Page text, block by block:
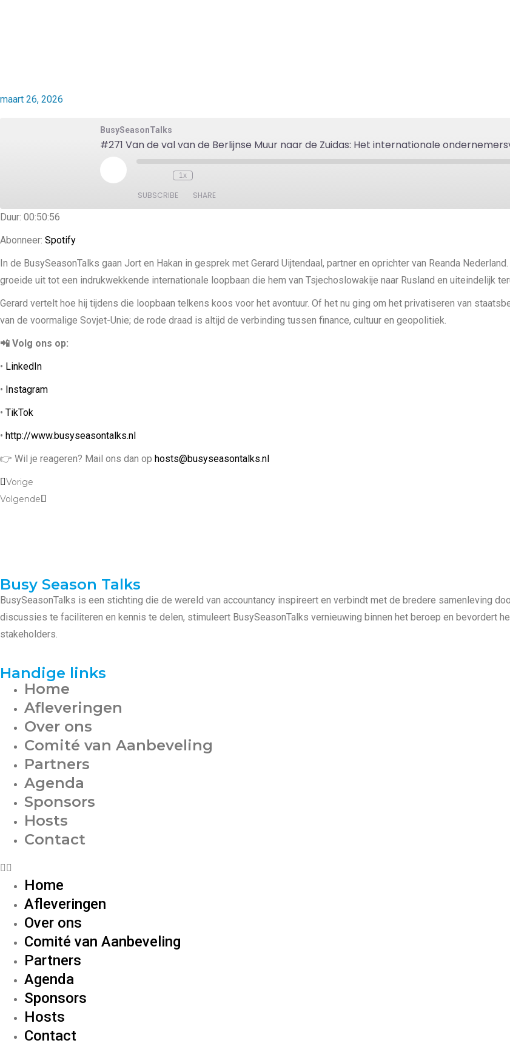
maart 26, 2026
BusySeasonTalks
#271 Van de val van de Berlijnse Muur naar de Zuidas: Het internationale
1x
SUBSCRIBE SHARE
RSS FEED
LINK
EMBED
Duur: 00:50:56
Abonneer: Spotify
In de BusySeasonTalks gaan Jort en Hakan in gesprek met Gerard Uijtendaal, partner en oprichter van Reanda
groeide uit tot een indrukwekkende internationale loopbaan die hem van Tsjechoslowakije naar Rusland en uiteindelijk
Gerard vertelt hoe hij tijdens die loopbaan telkens koos voor het avontuur. Of het nu ging om het privatiseren van
van de voormalige Sovjet-Unie; de rode draad is altijd de verbinding tussen finance, cultuur en geopolitiek.
📲 Volg ons op:
• LinkedIn
• Instagram
• TikTok
• http://www.busyseasontalks.nl
👉 Wil je reageren? Mail ons dan op hosts@busyseasontalks.nl
Vorige
Volgende
Busy Season Talks
BusySeasonTalks is een stichting die de wereld van accountancy inspireert en verbindt met de bredere samenleving
discussies te faciliteren en kennis te delen, stimuleert BusySeasonTalks vernieuwing binnen het beroep en bevordert
stakeholders.
Handige links
Home
Afleveringen
Over ons
Comité van Aanbeveling
Partners
Agenda
Sponsors
Hosts
Contact
Home
Afleveringen
Over ons
Comité van Aanbeveling
Partners
Agenda
Sponsors
Hosts
Contact